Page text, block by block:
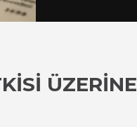
ÜZERINE